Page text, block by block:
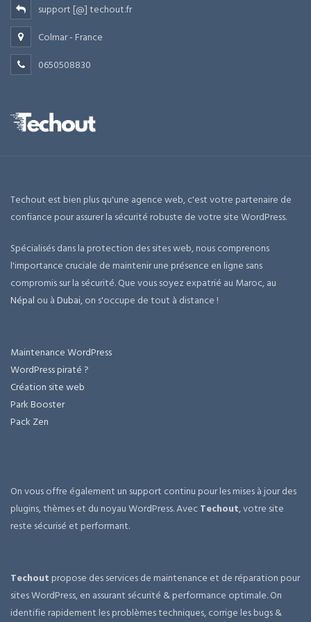
support [@] techout.fr
Colmar - France
0650508830
Techout est bien plus qu'une agence web, c'est votre partenaire de
confiance pour assurer la sécurité robuste de votre site WordPress.
Spécialisés dans la protection des sites web, nous comprenons
l'importance cruciale de maintenir une présence en ligne sans
compromis sur la sécurité. Que vous soyez expatrié au Maroc, au
Népal ou àDubai, on s'occupe de tout à distance !
Maintenance WordPress
WordPress piraté ?
Création site web
Park Booster
Pack Zen
On vous offre également un support continu pour les mises à jour des
plugins, thèmes et du noyau WordPress. AvecTechout, votre site
reste sécurisé et performant.
Techout propose des services de maintenance et de réparation pour
sites WordPress, en assurant sécurité & performance optimale. On
identifie rapidement les problèmes techniques, corrige les bugs &